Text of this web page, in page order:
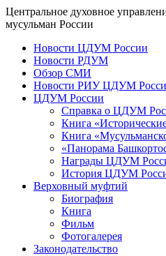
Центральное духовное
мусульман России
Новости ЦДУМ России
Новости РДУМ
Обзор СМИ
Новости РИУ ЦДУМ
ЦДУМ России
Справка о ЦДУМ
Книга
Книга
«Панорама
Награды ЦДУМ
История ЦДУМ
Верховный муфтий
Биография
Книга
Фильм
Фотогалерея
Законодательство